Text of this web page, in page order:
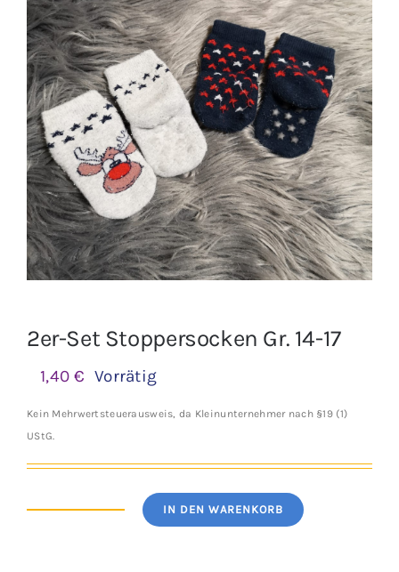
Jungen
Mädchen
Accesoires
Schuhe / Socken
Spielzeug
2er-Set Stoppersocken Gr. 14-17
1,40€ Vorrätig
Kein Mehrwertsteuerausweis, da Kleinunternehmer nach §19 (1)
UStG.
IN DEN WARENKORB